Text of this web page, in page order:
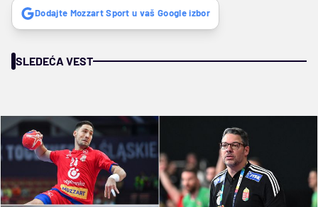
Dodajte Mozzart Sport u vaš Google izbor
SLEDEĆA VEST